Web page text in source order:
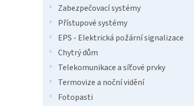
Zabezpečovací systémy
Přístupové systémy
EPS - Elektrická požární signalizace
Chytrý dům
Telekomunikace a síťové prvky
Termovize a noční vidění
Fotopasti